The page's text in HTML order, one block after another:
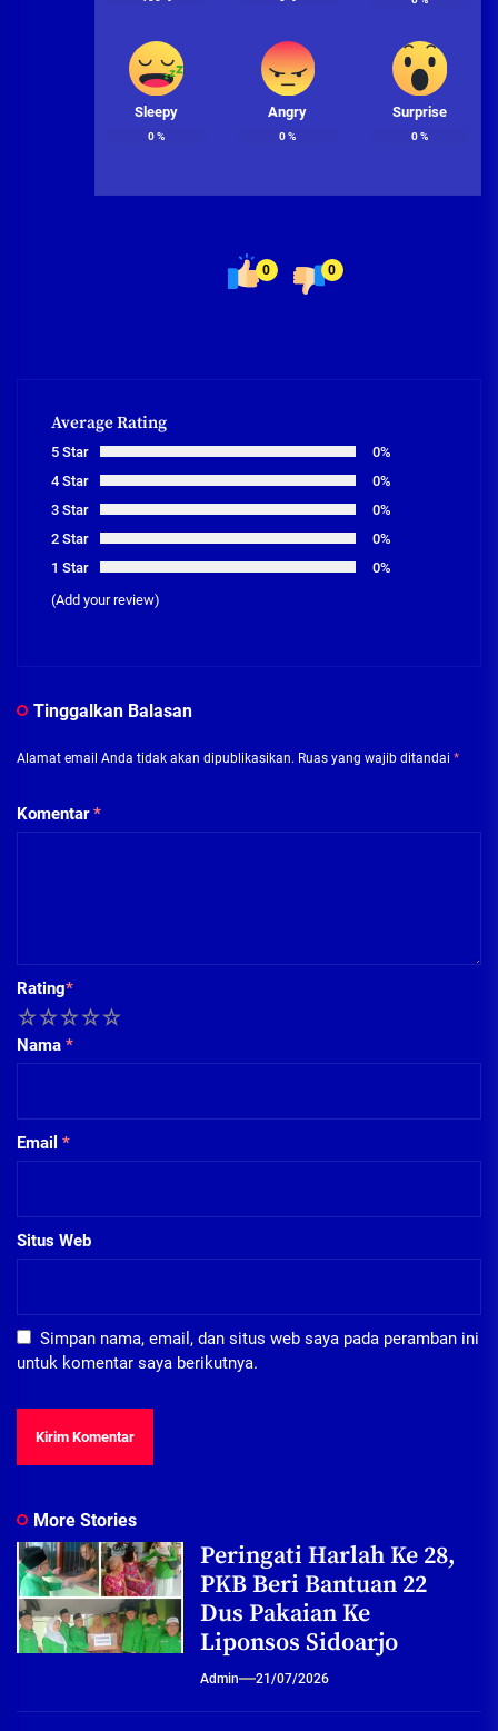
Sleepy
0%
Angry
0%
Surprise
0%
0 0
Average Rating
5 Star
0%
4 Star
0%
3 Star
0%
2 Star
0%
1 Star
0%
(Add your review)
Tinggalkan Balasan
Alamat email Anda tidak akan dipublikasikan. Ruas yang wajib ditandai *
Komentar*
Rating*
5
4
3
2
Nama *
Email *
Situs Web
Simpan nama, email, dan situs web saya pada peramban ini
untuk komentar saya berikutnya.
More Stories
Peringati Harlah Ke 28,
PKB Beri Bantuan 22
Dus Pakaian Ke
Liponsos Sidoarjo
Admin 21/07/2026